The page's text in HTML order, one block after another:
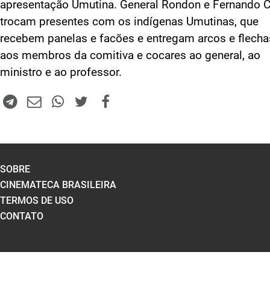
apresentação Umutina. General Rondon e Fernando
trocam presentes com os indígenas Umutinas, que
recebem panelas e facões e entregam arcos e
aos membros da comitiva e cocares ao general, ao
ministro e ao professor.
SOBRE
CINEMATECA BRASILEIRA
TERMOS DE USO
CONTATO